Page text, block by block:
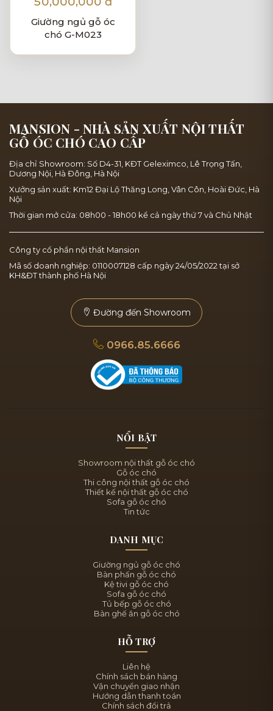
Giường ngủ gỗ óc
chó G-M023
MANSION - NHÀ SẢN XUẤT NỘI THẤT
GỖ ÓC CHÓ CAO CẤP
Địa chỉ Showroom: Số D4-31, KĐT Geleximco, Lê Trọng Tấn,
Dương Nội, Hà Đông, Hà Nội
Xưởng sản xuất: Km12 Đại Lộ Thăng Long, Vân Côn, Hoài Đức, Hà
Nội
Thời gian mở cửa: 08h00 - 18h00 kể cả ngày thứ 7 và Chủ Nhật
Công ty cổ phần nội thất Mansion
Mã số doanh nghiệp: 0110007128 cấp ngày 24/05/2022 tại sở
KH&ĐT thành phố Hà Nội
Đường đến Showroom
0966.85.6666
NỔI BẬT
Showroom nội thất gỗ óc chó
Gỗ óc chó
Thi công nội thất gỗ óc chó
Thiết kế nội thất gỗ óc chó
Sofa gỗ óc chó
Tin tức
DANH MỤC
Giường ngủ gỗ óc chó
Bàn phấn gỗ óc chó
Kệ tivi gỗ óc chó
Sofa gỗ óc chó
Tủ bếp gỗ óc chó
Bàn ghế ăn gỗ óc chó
HỖ TRỢ
Liên hệ
Chính sách bán hàng
Vận chuyển giao nhận
Hướng dẫn thanh toán
Chính sách đổi trả